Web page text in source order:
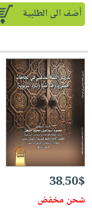
أضف الى الطلبية
38.50$
شحن مخفض